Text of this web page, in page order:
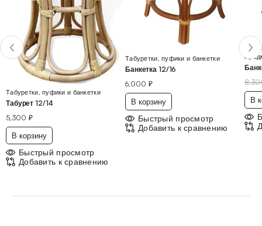
Табуретки, пуфики и банкетки
Табурет 12/14
5,300 ₽
В корзину
Быстрый просмотр
Добавить к сравнению
Табуретки, пуфики и банкетки
Банкетка 12/16
6,000 ₽
В корзину
Быстрый просмотр
Добавить к сравнению
В